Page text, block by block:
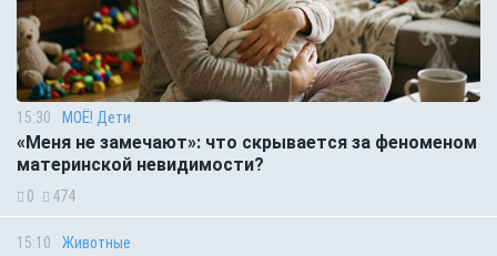
15:30 МОЁ! Дети
«Меня не замечают»: что скрывается за феноменом
материнской невидимости?
0 474
15:10 Животные